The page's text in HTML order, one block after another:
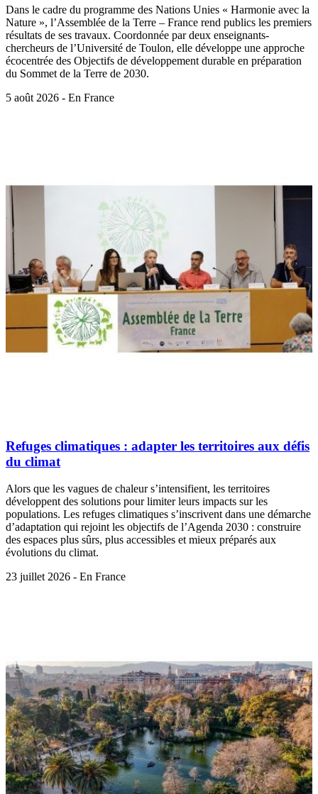
Dans le cadre du programme des Nations Unies « Harmonie avec la
Nature », l’Assemblée de la Terre – France rend publics les premiers
résultats de ses travaux. Coordonnée par deux enseignants-
chercheurs de l’Université de Toulon, elle développe une approche
écocentrée des Objectifs de développement durable en préparation
du Sommet de la Terre de 2030.
5 août 2026 - En France
Refuges climatiques : adapter les territoires aux défis
du climat
Alors que les vagues de chaleur s’intensifient, les territoires
développent des solutions pour limiter leurs impacts sur les
populations. Les refuges climatiques s’inscrivent dans une démarche
d’adaptation qui rejoint les objectifs de l’Agenda 2030 : construire
des espaces plus sûrs, plus accessibles et mieux préparés aux
évolutions du climat.
23 juillet 2026 - En France